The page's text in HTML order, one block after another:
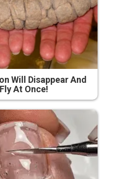
Will Disappear And
At Once!